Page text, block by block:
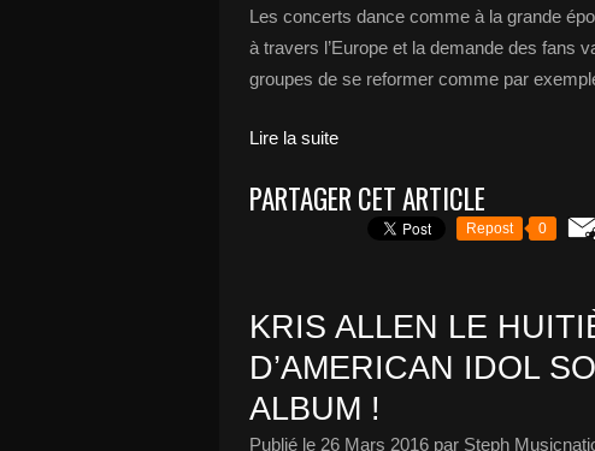
Les concerts dance comme à la grande
à travers l’Europe et la demande des fans
groupes de se reformer comme par
Lire la suite
PARTAGER CET ARTICLE
Repost 0
KRIS ALLEN LE
D’AMERICAN IDOL
ALBUM !
Publié le 26 Mars 2016 par Steph